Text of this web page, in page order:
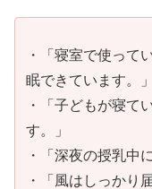
・「寝室で使って
眠できています。」
・「子どもが寝て
す。」
・「深夜の授乳中
・「風はしっかり